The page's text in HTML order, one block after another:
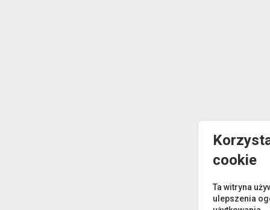
cookie
Ta witryna
ulepszenia